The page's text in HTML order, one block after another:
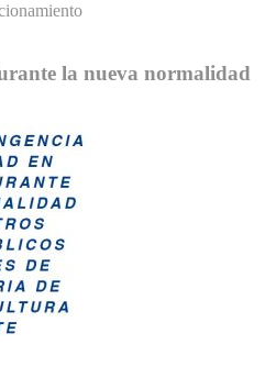
la nueva normalidad